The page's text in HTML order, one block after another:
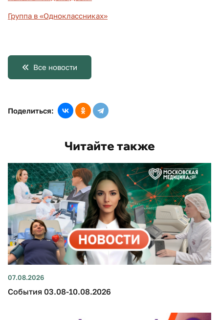
Группа в «Одноклассниках»
Все новости
Поделиться:
Читайте также
07.08.2026
События 03.08-10.08.2026